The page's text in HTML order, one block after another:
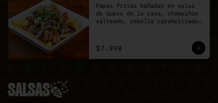
Papas fritas bañadas en salsa
de queso de la casa, champiñon
salteado, cebolla caramelizada,
$7.990
SALSAS🍃